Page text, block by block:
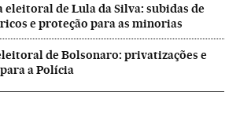
eleitoral de Lula da Silva: subidas de
e proteção para as minorias
de Bolsonaro: privatizações e
a Polícia